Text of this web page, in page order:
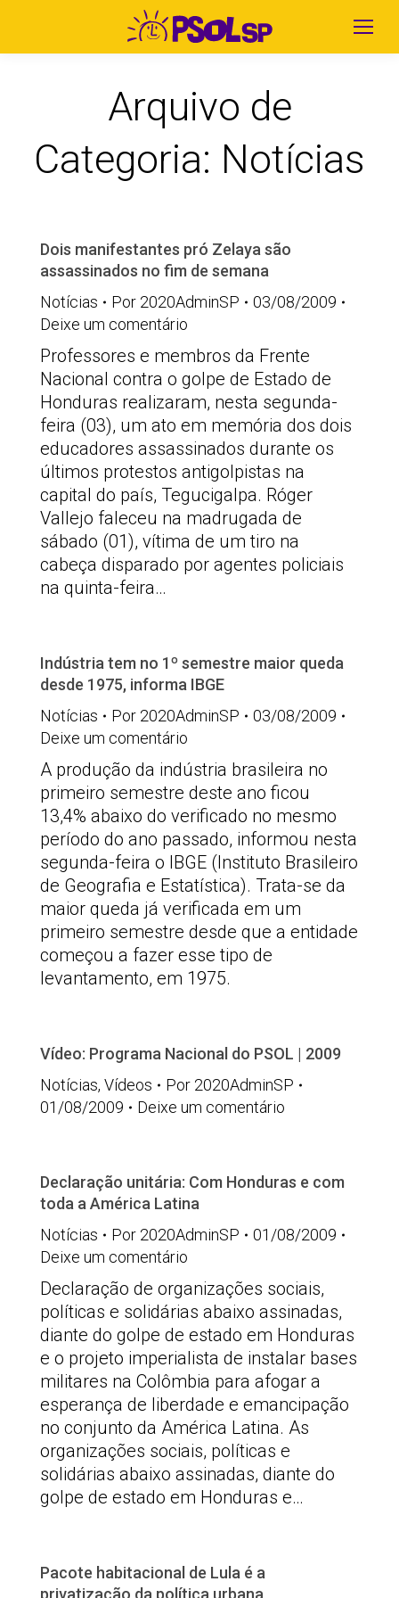
Arquivo de
Categoria: Notícias
Dois manifestantes pró Zelaya são
assassinados no fim de semana
Notícias
Por 2020AdminSP
03/08/2009
Deixe um comentário
Professores e membros da Frente
Nacional contra o golpe de Estado de
Honduras realizaram, nesta segunda-
feira (03), um ato em memória dos dois
educadores assassinados durante os
últimos protestos antigolpistas na
capital do país, Tegucigalpa. Róger
Vallejo faleceu na madrugada de
sábado (01), vítima de um tiro na
cabeça disparado por agentes policiais
na quinta-feira…
Indústria tem no 1º semestre maior queda
desde 1975, informa IBGE
Notícias
Por 2020AdminSP
03/08/2009
Deixe um comentário
A produção da indústria brasileira no
primeiro semestre deste ano ficou
13,4% abaixo do verificado no mesmo
período do ano passado, informou nesta
segunda-feira o IBGE (Instituto Brasileiro
de Geografia e Estatística). Trata-se da
maior queda já verificada em um
primeiro semestre desde que a entidade
começou a fazer esse tipo de
levantamento, em 1975.
Vídeo: Programa Nacional do PSOL | 2009
Notícias, Vídeos Por 2020AdminSP
01/08/2009
Deixe um comentário
Declaração unitária: Com Honduras e com
toda a América Latina
Notícias
Por 2020AdminSP
01/08/2009
Deixe um comentário
Declaração de organizações sociais,
políticas e solidárias abaixo assinadas,
diante do golpe de estado em Honduras
e o projeto imperialista de instalar bases
militares na Colômbia para afogar a
esperança de liberdade e emancipação
no conjunto da América Latina. As
organizações sociais, políticas e
solidárias abaixo assinadas, diante do
golpe de estado em Honduras e…
Pacote habitacional de Lula é a
privatização da política urbana